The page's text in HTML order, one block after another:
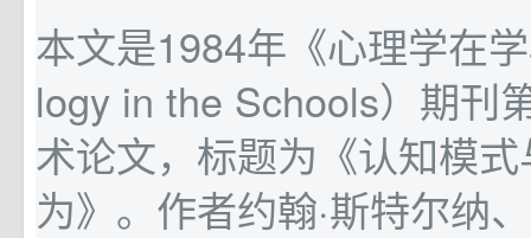
本文是1984年《心理学在
logy in the Schools）期刊
术论文，标题为《认知模
为》。作者约翰·斯特尔纳